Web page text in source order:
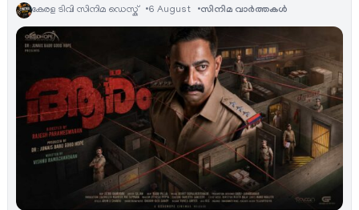
കേരള ടിവി സിനിമ ഡെസ്ക് 6 August സിനിമ വാര്‍ത്തകള്‍